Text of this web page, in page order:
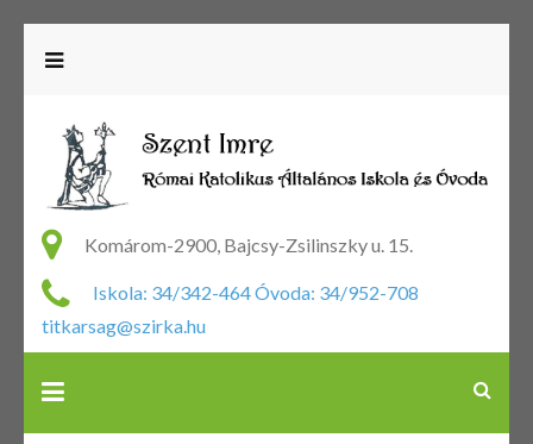
Komárom-2900, Bajcsy-Zsilinszky u. 15.
Iskola: 34/342-464 Óvoda: 34/952-708
titkarsag@szirka.hu